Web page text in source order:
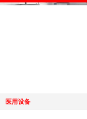
医用设备